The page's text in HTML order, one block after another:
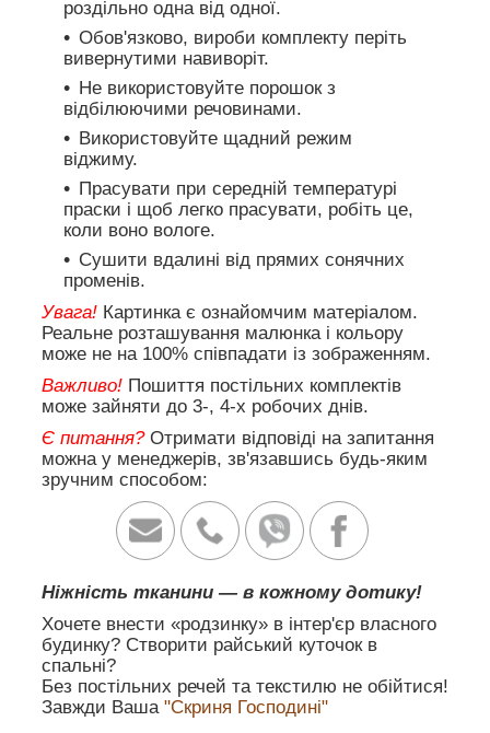
роздільно одна від одної.
Обов'язково, вироби комплекту періть
вивернутими навиворіт.
Не використовуйте порошок з
відбілюючими речовинами.
Використовуйте щадний режим
віджиму.
Прасувати при середній температурі
праски і щоб легко прасувати, робіть це,
коли воно вологе.
Сушити вдалині від прямих сонячних
променів.
Увага! Картинка є ознайомчим матеріалом.
Реальне розташування малюнка і кольору
може не на 100% співпадати із зображенням.
Важливо! Пошиття постільних комплектів
може зайняти до 3-, 4-х робочих днів.
Є питання? Отримати відповіді на запитання
можна у менеджерів, зв'язавшись будь-яким
зручним способом:
Ніжність тканини — в кожному дотику!
Хочете внести «родзинку» в інтер'єр власного
будинку? Створити райський куточок в
спальні?
Без постільних речей та текстилю не обійтися!
Завжди Ваша "Скриня Господині"